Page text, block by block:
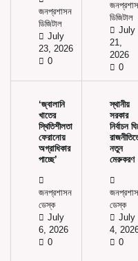
জনপ্রশাসন
ডিজিটাল
July
23, 2026
0
ডিজিটাল
July
21,
2026
0
‘জ্বালানি
খাতের
স্থিতিশীলতা
ফেরানোয়
অগ্রাধিকার
পাচ্ছে’
জনপ্রশাসন
ডেস্ক
July
6, 2026
0
স্থানীয়
সরকার
নির্বাচন
নতুন
মেরুকরণ
ডেস্ক
July
4,
0